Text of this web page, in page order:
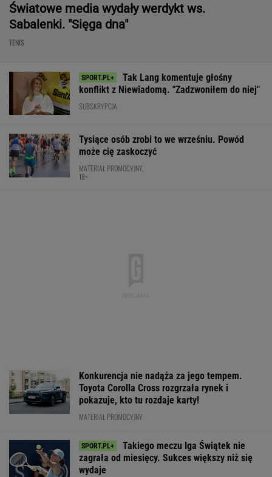
Światowe media wydały werdykt ws.
Sabalenki. "Sięga dna"
TENIS
Tak Lang komentuje głośny
konflikt z Niewiadomą. "Zadzwoniłem do niej"
SUBSKRYPCJA
Tysiące osób zrobi to we wrześniu. Powód
może cię zaskoczyć
MATERIAŁ PROMOCYJNY,
18+
Konkurencja nie nadąża za jego tempem.
Toyota Corolla Cross rozgrzała rynek i
pokazuje, kto tu rozdaje karty!
MATERIAŁ PROMOCYJNY
Takiego meczu Iga Świątek nie
zagrała od miesięcy. Sukces większy niż się
wydaje